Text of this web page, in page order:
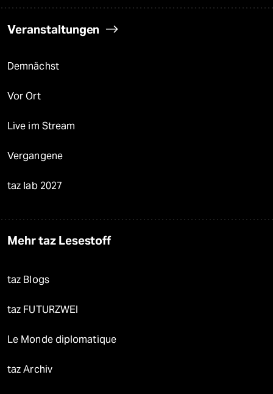
Veranstaltungen
Demnächst
Vor Ort
Live im Stream
Vergangene
taz lab 2027
Mehr taz Lesestoff
taz Blogs
taz FUTURZWEI
Le Monde diplomatique
taz Archiv